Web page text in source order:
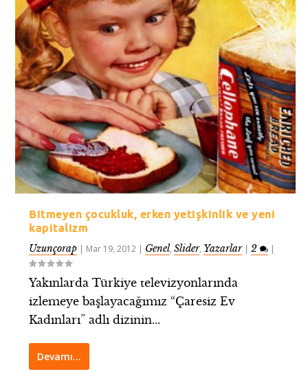
Bitmeyen çocukluk, erken yetişkinlik ve yeni
kapitalizm
Uzunçorap | Mar 19, 2012 | Genel,Slider, Yazarlar|2 |
Yakınlarda Türkiye televizyonlarında
izlemeye başlayacağımız “Çaresiz Ev
Kadınları” adlı dizinin...
Devamı…